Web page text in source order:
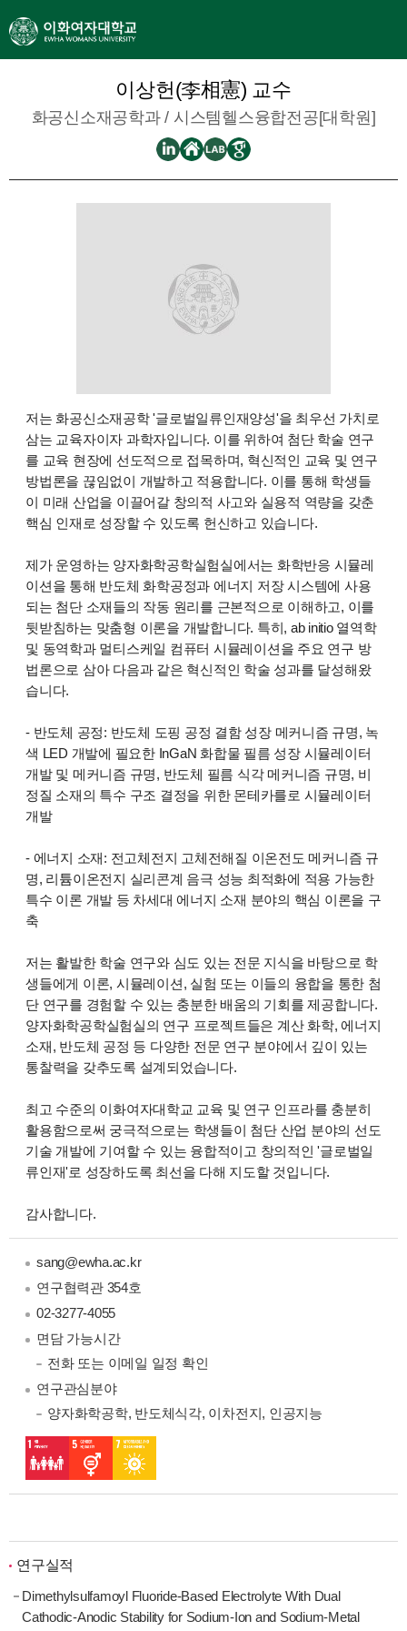
이상헌(李相憲) 교수
화공신소재공학과/ 시스템헬스융합전공[대학원]
저는 화공신소재공학 '글로벌일류인재양성'을 최우선 가치로
삼는 교육자이자 과학자입니다. 이를 위하여 첨단 학술 연구
를 교육 현장에 선도적으로 접목하며, 혁신적인 교육 및 연구
방법론을 끊임없이 개발하고 적용합니다. 이를 통해 학생들
이 미래 산업을 이끌어갈 창의적 사고와 실용적 역량을 갖춘
핵심 인재로 성장할 수 있도록 헌신하고 있습니다.
제가 운영하는 양자화학공학실험실에서는 화학반응 시뮬레
이션을 통해 반도체 화학공정과 에너지 저장 시스템에 사용
되는 첨단 소재들의 작동 원리를 근본적으로 이해하고, 이를
뒷받침하는 맞춤형 이론을 개발합니다. 특히, ab initio 열역학
및 동역학과 멀티스케일 컴퓨터 시뮬레이션을 주요 연구 방
법론으로 삼아 다음과 같은 혁신적인 학술 성과를 달성해왔
습니다.
- 반도체 공정: 반도체 도핑 공정 결함 성장 메커니즘 규명, 녹
색 LED 개발에 필요한 InGaN 화합물 필름 성장 시뮬레이터
개발 및 메커니즘 규명, 반도체 필름 식각 메커니즘 규명, 비
정질 소재의 특수 구조 결정을 위한 몬테카를로 시뮬레이터
개발
- 에너지 소재: 전고체전지 고체전해질 이온전도 메커니즘 규
명, 리튬이온전지 실리콘계 음극 성능 최적화에 적용 가능한
특수 이론 개발 등 차세대 에너지 소재 분야의 핵심 이론을 구
축
저는 활발한 학술 연구와 심도 있는 전문 지식을 바탕으로 학
생들에게 이론, 시뮬레이션, 실험 또는 이들의 융합을 통한 첨
단 연구를 경험할 수 있는 충분한 배움의 기회를 제공합니다.
양자화학공학실험실의 연구 프로젝트들은 계산 화학, 에너지
소재, 반도체 공정 등 다양한 전문 연구 분야에서 깊이 있는
통찰력을 갖추도록 설계되었습니다.
최고 수준의 이화여자대학교 교육 및 연구 인프라를 충분히
활용함으로써 궁극적으로는 학생들이 첨단 산업 분야의 선도
기술 개발에 기여할 수 있는 융합적이고 창의적인 '글로벌일
류인재'로 성장하도록 최선을 다해 지도할 것입니다.
감사합니다.
sang@ewha.ac.kr
연구협력관 354호
02-3277-4055
면담 가능시간
전화 또는 이메일 일정 확인
연구관심분야
양자화학공학, 반도체식각, 이차전지, 인공지능
연구실적
Dimethylsulfamoyl Fluoride-Based Electrolyte With Dual
Cathodic-Anodic Stability for Sodium-Ion and Sodium-Metal